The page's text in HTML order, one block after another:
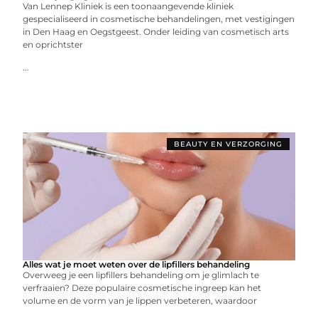
Van Lennep Kliniek is een toonaangevende kliniek
gespecialiseerd in cosmetische behandelingen, met vestigingen
in Den Haag en Oegstgeest. Onder leiding van cosmetisch arts
en oprichtster
...
BEAUTY EN VERZORGING
Alles wat je moet weten over de lipfillers behandeling
Overweeg je een lipfillers behandeling om je glimlach te
verfraaien? Deze populaire cosmetische ingreep kan het
volume en de vorm van je lippen verbeteren, waardoor